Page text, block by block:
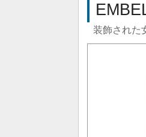
装飾された